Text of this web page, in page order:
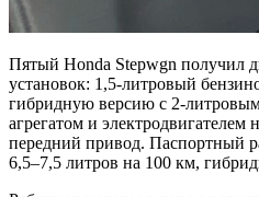
Пятый Honda Stepwgn получил
установок: 1,5-литровый
гибридную версию с 2-
агрегатом и электродвигателем
передний привод. Паспортный
6,5–7,5 литров на 100 км,